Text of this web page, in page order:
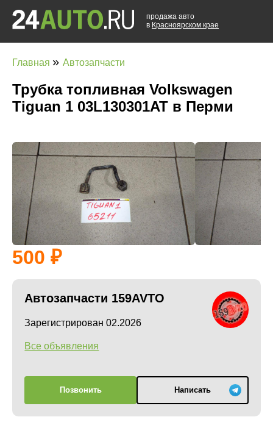
продажа авто
в Красноярском крае
Главная » Автозапчасти
Трубка топливная Volkswagen
Tiguan 1 03L130301AT в Перми
500
Автозапчасти 159AVTO
Зарегистрирован 02.2026
Все объявления
Позвонить Написать